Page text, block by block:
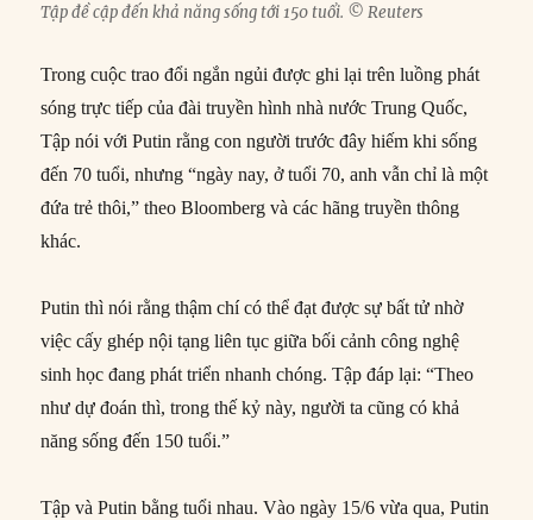
Tập đề cập đến khả năng sống tới 150 tuổi. © Reuters
Trong cuộc trao đổi ngắn ngủi được ghi lại trên luồng phát
sóng trực tiếp của đài truyền hình nhà nước Trung Quốc,
Tập nói với Putin rằng con người trước đây hiếm khi sống
đến 70 tuổi, nhưng “ngày nay, ở tuổi 70, anh vẫn chỉ là một
đứa trẻ thôi,” theo Bloomberg và các hãng truyền thông
khác.
Putin thì nói rằng thậm chí có thể đạt được sự bất tử nhờ
việc cấy ghép nội tạng liên tục giữa bối cảnh công nghệ
sinh học đang phát triển nhanh chóng. Tập đáp lại: “Theo
như dự đoán thì, trong thế kỷ này, người ta cũng có khả
năng sống đến 150 tuổi.”
Tập và Putin bằng tuổi nhau. Vào ngày 15/6 vừa qua, Putin